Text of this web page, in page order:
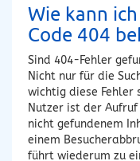
Wie kann
Code 404
Sind 404-Fehler
Nicht nur für die
wichtig diese Fehler
Nutzer ist der
nicht gefundenem
einem
führt wiederum zu